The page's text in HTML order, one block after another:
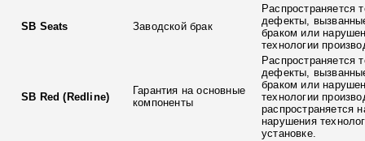
SB Seats Заводской брак
Распространяется
дефекты,
браком или
технологии
SB Red (Redline)
Гарантия на основные
компоненты
Распространяется
дефекты,
браком или
технологии
распространяется
нарушения
установке.